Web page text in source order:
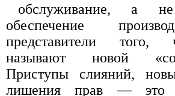
обслуживание, а не
обеспечение
представители
называют новой
Приступы слияний,
лишения прав — это